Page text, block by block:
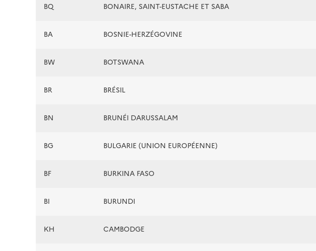
BQ BONAIRE, SAINT-EUSTACHE ET SABA
BA BOSNIE-HERZÉGOVINE
BW BOTSWANA
BR BRÉSIL
BN BRUNÉI DARUSSALAM
BG BULGARIE (UNION EUROPÉENNE)
BF BURKINA FASO
BI BURUNDI
KH CAMBODGE